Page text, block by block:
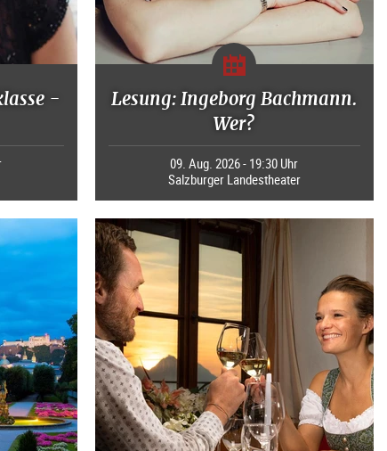
-
Lesung: Ingeborg Bachmann.
Wer?
09. Aug. 2026 - 19:30 Uhr
Salzburger Landestheater